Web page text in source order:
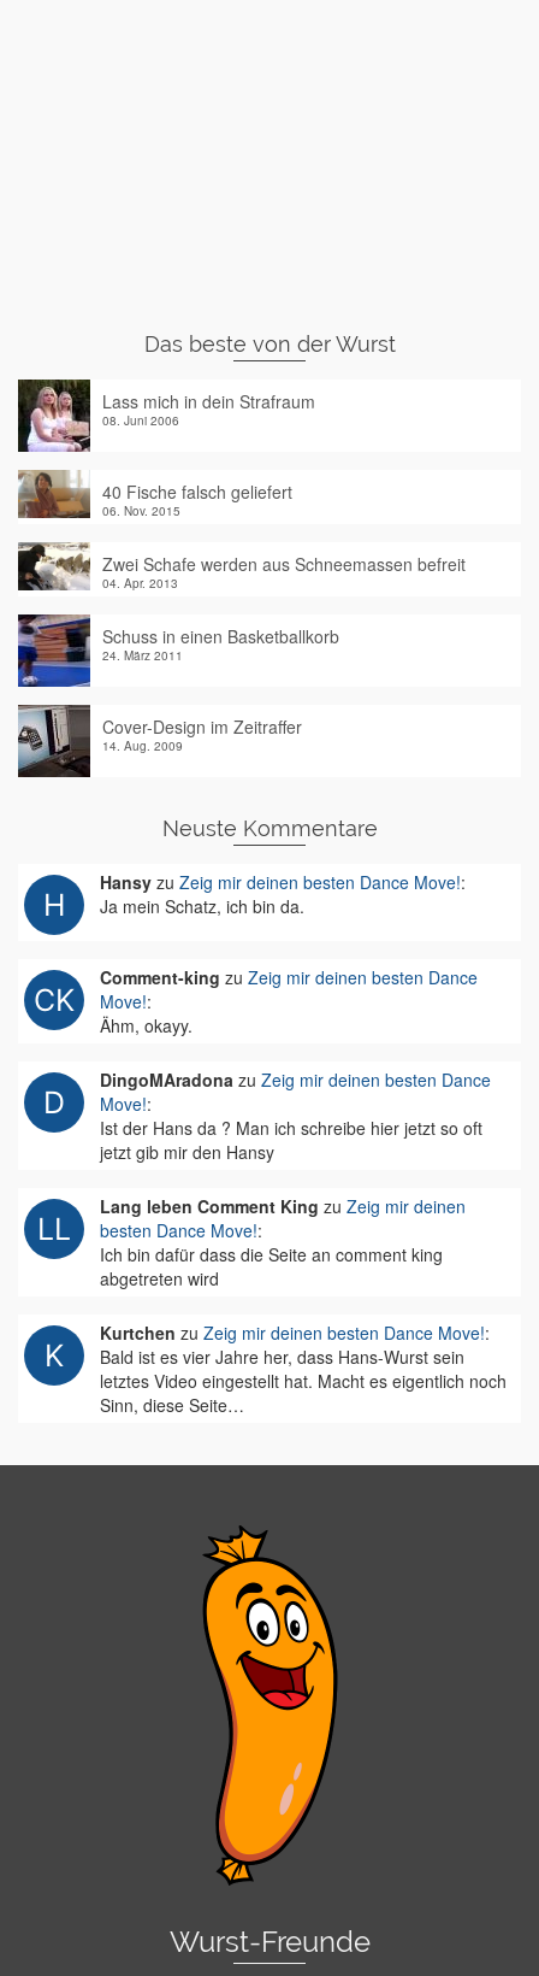
Das beste von der Wurst
Lass mich in dein Strafraum
08. Juni 2006
40 Fische falsch geliefert
06. Nov. 2015
Zwei Schafe werden aus Schneemassen befreit
04. Apr. 2013
Schuss in einen Basketballkorb
24. März 2011
Cover-Design im Zeitraffer
14. Aug. 2009
Neuste Kommentare
Hansy zu Zeig mir deinen besten Dance Move!:
Ja mein Schatz, ich bin da.
Comment-king zu Zeig mir deinen besten Dance
Move!:
Ähm, okayy.
DingoMAradona zu Zeig mir deinen besten Dance
Move!:
Ist der Hans da ? Man ich schreibe hier jetzt so oft
jetzt gib mir den Hansy
Lang leben Comment King zu Zeig mir deinen
besten Dance Move!:
Ich bin dafür dass die Seite an comment king
abgetreten wird
Kurtchen zu Zeig mir deinen besten Dance Move!:
Bald ist es vier Jahre her, dass Hans-Wurst sein
letztes Video eingestellt hat. Macht es eigentlich noch
Sinn, diese Seite…
Wurst-Freunde